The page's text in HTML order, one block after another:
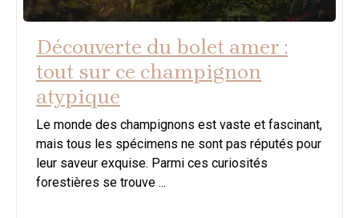
Découverte du bolet amer :
tout sur ce champignon
atypique
Le monde des champignons est vaste et fascinant,
mais tous les spécimens ne sont pas réputés pour
leur saveur exquise. Parmi ces curiosités
forestières se trouve ...